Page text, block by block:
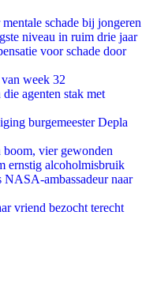
schade bij jongeren
niveau in ruim drie jaar
voor schade door
week 32
agenten stak met
burgemeester Depla
boom, vier gewonden
ernstig alcoholmisbruik
ambassadeur naar
vriend bezocht terecht